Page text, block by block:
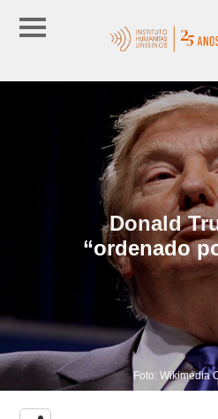
Donald
“ordenado
Foto: Wikimedia